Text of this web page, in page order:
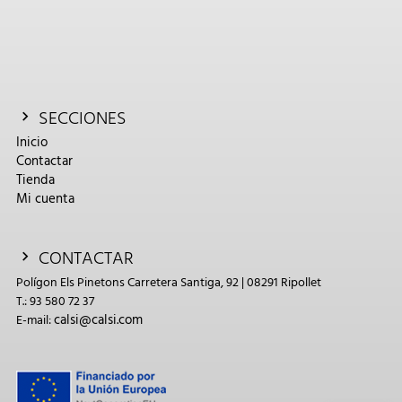
SECCIONES
Inicio
Contactar
Tienda
Mi cuenta
CONTACTAR
Polígon Els Pinetons Carretera Santiga, 92 | 08291 Ripollet
T.: 93 580 72 37
E-mail:calsi@calsi.com